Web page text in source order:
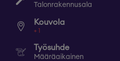
Talonrakennusala
Kouvola
+ 1
Työsuhde
Määräaikainen